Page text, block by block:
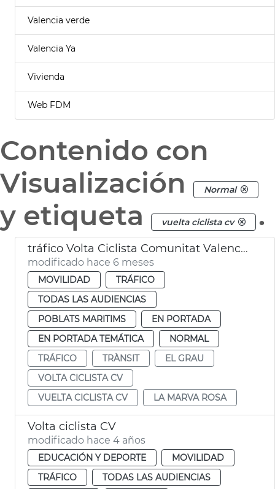
Valencia verde
Valencia Ya
Vivienda
Web FDM
Contenido con
Visualización
Normal
y etiqueta vuelta ciclista cv .
tráfico Volta Ciclista Comunitat Valenciana al paso por València
modificado hace 6 meses
MOVILIDAD
TRÁFICO
TODAS LAS AUDIENCIAS
POBLATS MARITIMS
EN PORTADA
EN PORTADA TEMÁTICA
NORMAL
TRÁFICO
TRÀNSIT
EL GRAU
VOLTA CICLISTA CV
VUELTA CICLISTA CV
LA MARVA ROSA
Volta ciclista CV
modificado hace 4 años
EDUCACIÓN Y DEPORTE
MOVILIDAD
TRÁFICO
TODAS LAS AUDIENCIAS